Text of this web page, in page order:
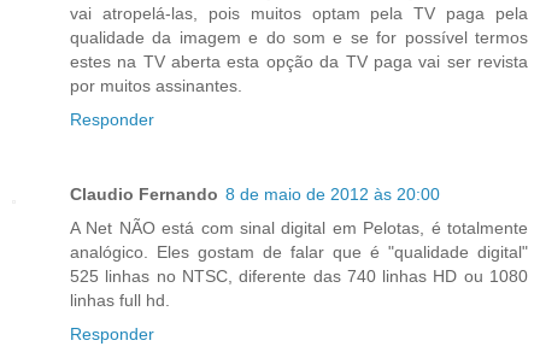
vai atropelá-las, pois muitos optam pela TV paga pela
qualidade da imagem e do som e se for possível termos
estes na TV aberta esta opção da TV paga vai ser revista
por muitos assinantes.
Responder
Claudio Fernando 8 de maio de 2012 às 20:00
A Net NÃO está com sinal digital em Pelotas, é totalmente
analógico. Eles gostam de falar que é "qualidade digital"
525 linhas no NTSC, diferente das 740 linhas HD ou 1080
linhas full hd.
Responder